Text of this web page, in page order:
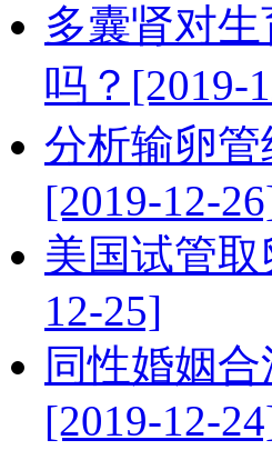
多囊肾对
吗？[2019-
分析输卵
[2019-12-
美国试管
12-25]
同性婚姻
[2019-12-